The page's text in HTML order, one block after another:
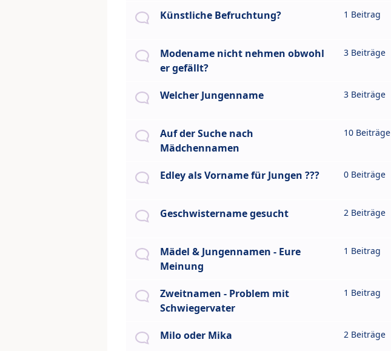
Künstliche Befruchtung? 1 Beitrag
Modename nicht nehmen obwohl
er gefällt?
3 Beiträge
Welcher Jungenname 3 Beiträge
Auf der Suche nach
Mädchennamen
10 Beiträge
Edley als Vorname für Jungen ??? 0 Beiträge
Geschwistername gesucht 2 Beiträge
Mädel & Jungennamen - Eure
Meinung
1 Beitrag
Zweitnamen - Problem mit
Schwiegervater
1 Beitrag
Milo oder Mika 2 Beiträge